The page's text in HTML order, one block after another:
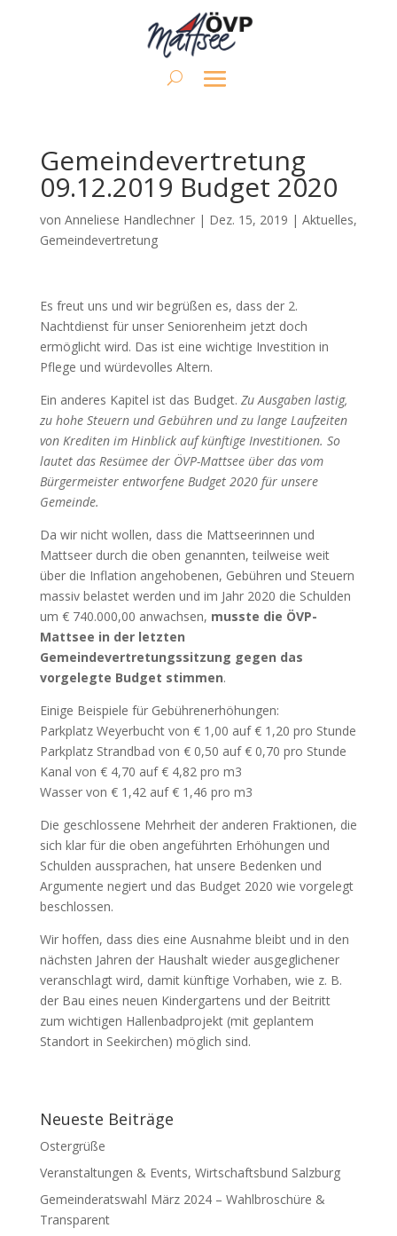
Gemeindevertretung
09.12.2019 Budget 2020
von Anneliese Handlechner| Dez. 15, 2019 | Aktuelles,
Gemeindevertretung
Es freut uns und wir begrüßen es, dass der 2.
Nachtdienst für unser Seniorenheim jetzt doch
ermöglicht wird. Das ist eine wichtige Investition in
Pflege und würdevolles Altern.
Ein anderes Kapitel ist das Budget. Zu Ausgaben lastig,
zu hohe Steuern und Gebühren und zu lange Laufzeiten
von Krediten im Hinblick auf künftige Investitionen. So
lautet das Resümee der ÖVP-Mattsee über das vom
Bürgermeister entworfene Budget 2020 für unsere
Gemeinde.
Da wir nicht wollen, dass die Mattseerinnen und
Mattseer durch die oben genannten, teilweise weit
über die Inflation angehobenen, Gebühren und Steuern
massiv belastet werden und im Jahr 2020 die Schulden
um € 740.000,00 anwachsen, musste die ÖVP-
Mattsee in der letzten
Gemeindevertretungssitzung gegen das
vorgelegte Budget stimmen.
Einige Beispiele für Gebührenerhöhungen:
Parkplatz Weyerbucht von € 1,00 auf € 1,20 pro Stunde
Parkplatz Strandbad von € 0,50 auf € 0,70 pro Stunde
Kanal von € 4,70 auf € 4,82 pro m3
Wasser von € 1,42 auf € 1,46 pro m3
Die geschlossene Mehrheit der anderen Fraktionen, die
sich klar für die oben angeführten Erhöhungen und
Schulden aussprachen, hat unsere Bedenken und
Argumente negiert und das Budget 2020 wie vorgelegt
beschlossen.
Wir hoffen, dass dies eine Ausnahme bleibt und in den
nächsten Jahren der Haushalt wieder ausgeglichener
veranschlagt wird, damit künftige Vorhaben, wie z. B.
der Bau eines neuen Kindergartens und der Beitritt
zum wichtigen Hallenbadprojekt (mit geplantem
Standort in Seekirchen) möglich sind.
Neueste Beiträge
Ostergrüße
Veranstaltungen & Events, Wirtschaftsbund Salzburg
Gemeinderatswahl März 2024 – Wahlbroschüre &
Transparent